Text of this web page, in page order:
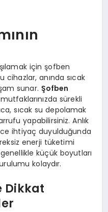
için şofben
cihazlar, anında sıcak
sunar. Şofben
sürekli
sıcak su depolamak
yapabilirsiniz. Anlık
ihtiyaç duyulduğunda
enerji tüketimi
küçük boyutları
kolaydır.
Dikkat